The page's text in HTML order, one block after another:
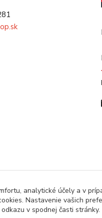
analytické účely a v
Nastavenie vašich
v spodnej časti stránky.